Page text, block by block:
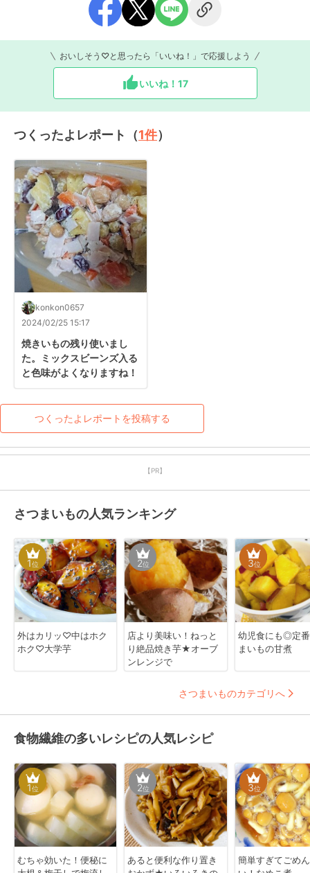
おいしそう♡と思ったら「いいね！」で応援しよう
いいね！ 17
つくったよレポート（1件）
konkon0657
2024/02/25 15:17
焼きいもの残り使いまし
た。ミックスビーンズ入る
と色味がよくなりますね！
つくったよレポートを投稿する
【PR】
さつまいもの人気ランキング
1位
外はカリッ♡中はホク
ホク♡大学芋
2位
店より美味い！ねっと
り絶品焼き芋★オーブ
ンレンジで
3位
幼児食にも◎定
まいもの甘煮
さつまいものカテゴリへ
食物繊維の多いレシピの人気レシピ
1位
むちゃ効いた！便秘に
2位
あると便利な作り置き
3位
簡単すぎてごめ